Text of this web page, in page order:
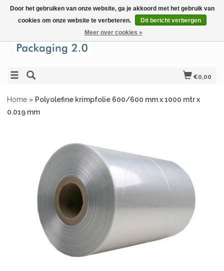
€0,00
Home » Polyolefine krimpfolie 600/600 mm x 1000 mtr x
0.019 mm
Door het gebruiken van onze website, ga je akkoord met het gebruik van
cookies om onze website te verbeteren.
Dit bericht verbergen
Meer over cookies »